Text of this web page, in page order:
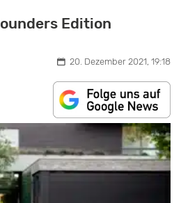
Edition
20. Dezember 2021, 19:18